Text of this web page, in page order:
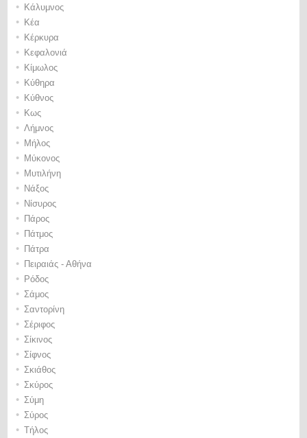
• Κάλυμνος
• Κέα
• Κέρκυρα
• Κεφαλονιά
• Κίμωλος
• Κύθηρα
• Κύθνος
• Κως
• Λήμνος
• Μήλος
• Μύκονος
• Μυτιλήνη
• Νάξος
• Νίσυρος
• Πάρος
• Πάτμος
• Πάτρα
• Πειραιάς - Αθήνα
• Ρόδος
• Σάμος
• Σαντορίνη
• Σέριφος
• Σίκινος
• Σίφνος
• Σκιάθος
• Σκύρος
• Σύμη
• Σύρος
• Τήλος